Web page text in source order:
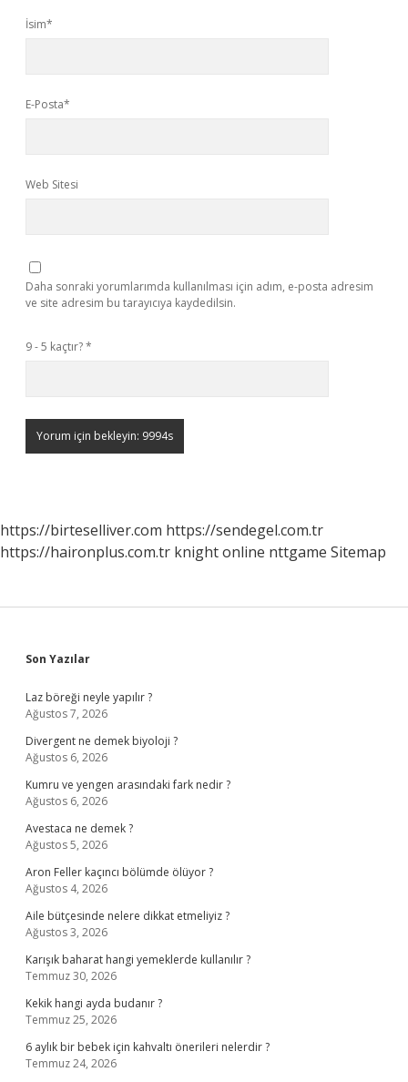
İsim*
E-Posta*
Web Sitesi
Daha sonraki yorumlarımda kullanılması için adım, e-posta adresim
ve site adresim bu tarayıcıya kaydedilsin.
9 - 5 kaçtır?*
https://birteselliver.com https://sendegel.com.tr
https://haironplus.com.tr knight online nttgame Sitemap
Sidebar
Son Yazılar
Laz böreği neyle yapılır ?
Ağustos 7, 2026
Divergent ne demek biyoloji ?
Ağustos 6, 2026
Kumru ve yengen arasındaki fark nedir ?
Ağustos 6, 2026
Avestaca ne demek ?
Ağustos 5, 2026
Aron Feller kaçıncı bölümde ölüyor ?
Ağustos 4, 2026
Aile bütçesinde nelere dikkat etmeliyiz ?
Ağustos 3, 2026
Karışık baharat hangi yemeklerde kullanılır ?
Temmuz 30, 2026
Kekik hangi ayda budanır ?
Temmuz 25, 2026
6 aylık bir bebek için kahvaltı önerileri nelerdir ?
Temmuz 24, 2026